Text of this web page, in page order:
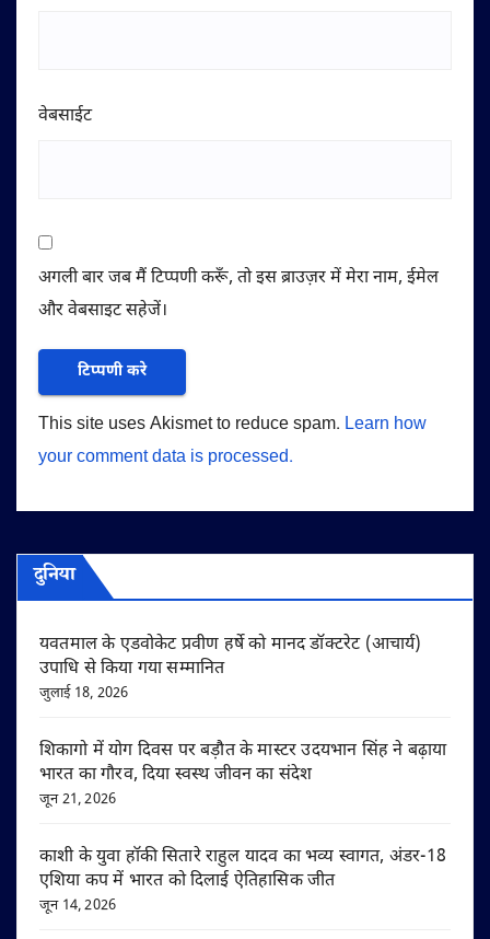
वेबसाईट
अगली बार जब मैं टिप्पणी करूँ, तो इस ब्राउज़र में मेरा नाम, ईमेल
और वेबसाइट सहेजें।
This site uses Akismet to reduce spam. Learn how
your comment data is processed.
दुनिया
यवतमाल के एडवोकेट प्रवीण हर्षे को मानद डॉक्टरेट (आचार्य)
उपाधि से किया गया सम्मानित
जुलाई 18, 2026
शिकागो में योग दिवस पर बड़ौत के मास्टर उदयभान सिंह ने बढ़ाया
भारत का गौरव, दिया स्वस्थ जीवन का संदेश
जून 21, 2026
काशी के युवा हॉकी सितारे राहुल यादव का भव्य स्वागत, अंडर-18
एशिया कप में भारत को दिलाई ऐतिहासिक जीत
जून 14, 2026